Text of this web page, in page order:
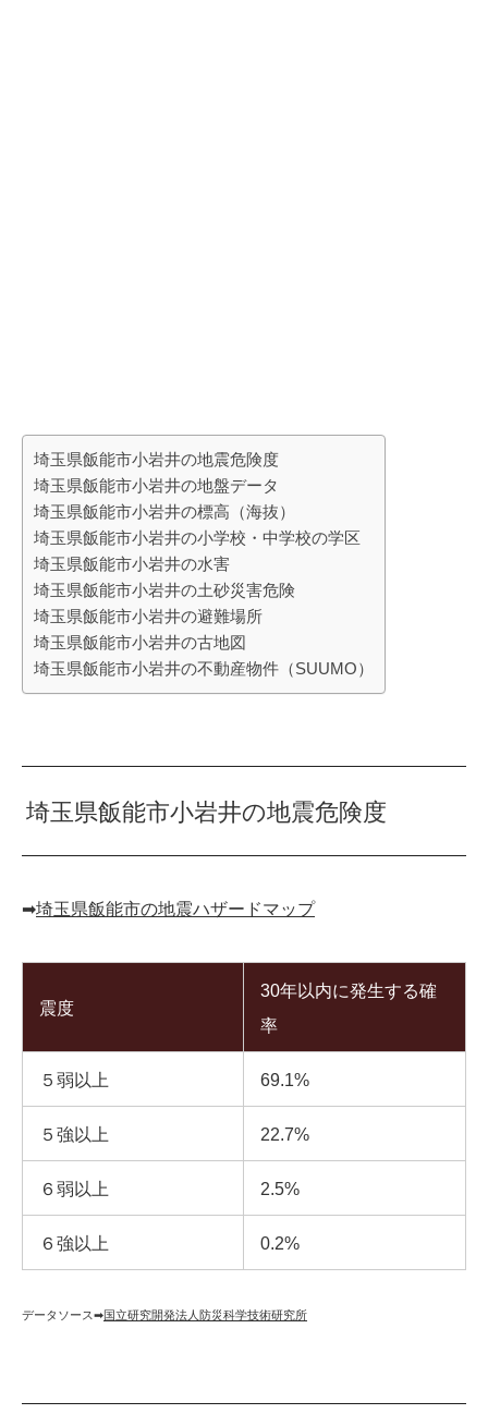
埼玉県飯能市小岩井の地震危険度
埼玉県飯能市小岩井の地盤データ
埼玉県飯能市小岩井の標高（海抜）
埼玉県飯能市小岩井の小学校・中学校の学区
埼玉県飯能市小岩井の水害
埼玉県飯能市小岩井の土砂災害危険
埼玉県飯能市小岩井の避難場所
埼玉県飯能市小岩井の古地図
埼玉県飯能市小岩井の不動産物件（SUUMO）
埼玉県飯能市小岩井の地震危険度
➡︎埼玉県飯能市の地震ハザードマップ
震度
30年以内に発生する確
率
５弱以上 69.1%
５強以上 22.7%
６弱以上 2.5%
６強以上 0.2%
データソース➡︎国立研究開発法人防災科学技術研究所